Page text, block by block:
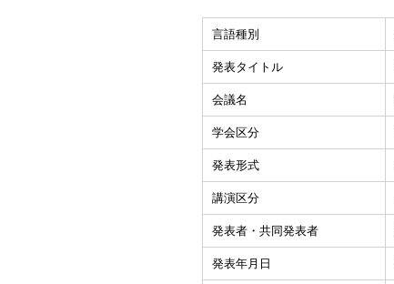
言語種別
発表タイトル
会議名
学会区分
発表形式
講演区分
発表者・共同発表者
発表年月日